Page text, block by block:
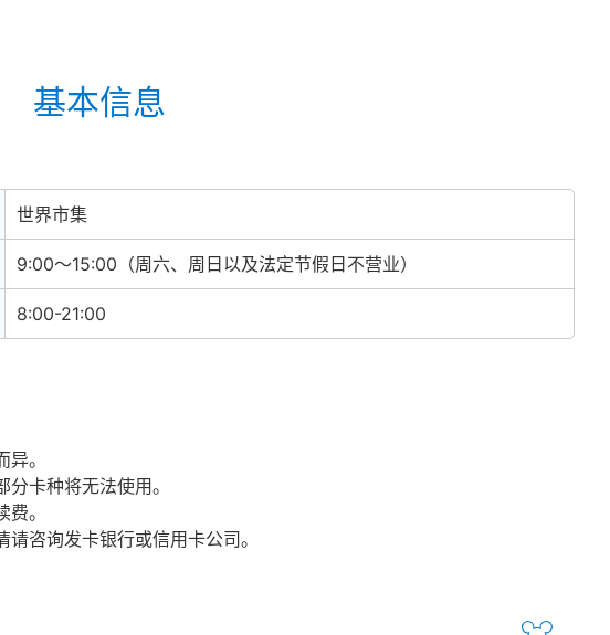
基本信息
世界市集
9:00～15:00（周六、周日以及法定节假日不营业）
8:00-21:00
。
卡种将无法使用。
。
咨询发卡银行或信用卡公司。